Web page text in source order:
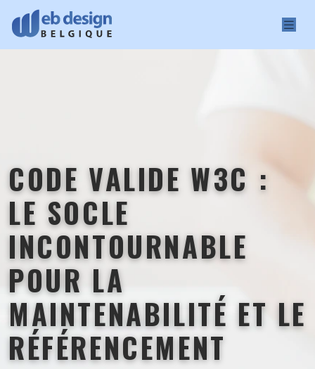
CODE VALIDE W3C :
LE SOCLE
INCONTOURNABLE
POUR LA
MAINTENABILITÉ ET LE
RÉFÉRENCEMENT